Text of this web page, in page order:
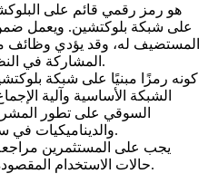
العقود الآجلة باستخدام USDC كضمان
على شبكة بلوكتشين. ويعمل ضمن
المستضيف له، وقد يؤدي وظائف
المشاركة في النظام البيئي وفقًا لتصميم المشروع.
كونه رمزًا مبنيًا على شبكة
الشبكة الأساسية وآلية
السوقي على تطور
والديناميكيات في سوق العملات المشفرة بشكل عام.
يجب على المستثمرين
حالات الاستخدام المقصودة واقتصاديات الرمز بشكل أفضل.